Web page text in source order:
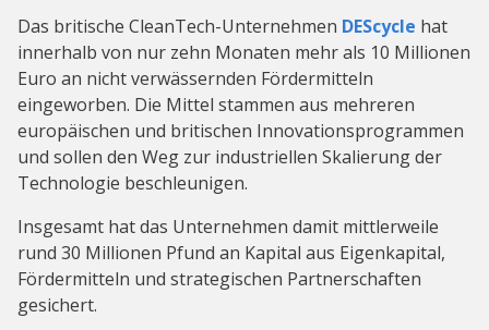
Das britische CleanTech-Unternehmen DEScycle hat
innerhalb von nur zehn Monaten mehr als 10 Millionen
Euro an nicht verwässernden Fördermitteln
eingeworben. Die Mittel stammen aus mehreren
europäischen und britischen Innovationsprogrammen
und sollen den Weg zur industriellen Skalierung der
Technologie beschleunigen.
Insgesamt hat das Unternehmen damit mittlerweile
rund 30 Millionen Pfund an Kapital aus Eigenkapital,
Fördermitteln und strategischen Partnerschaften
gesichert.